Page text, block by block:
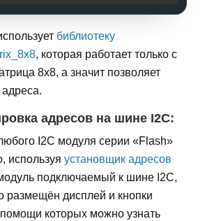
библиотеку
, которая работает только с
8x8, а значит позволяет
адреса.
адресов на шине I2C:
I2C модуля серии «Flash»
используя установщик адресов
подключаемый к шине I2C,
размещён дисплей и кнопки
которых можно узнать